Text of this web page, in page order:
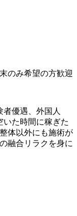
のみ希望の方歓迎
優遇、外国人
た時間に稼ぎた
体以外にも施術が
融合リラクを身に